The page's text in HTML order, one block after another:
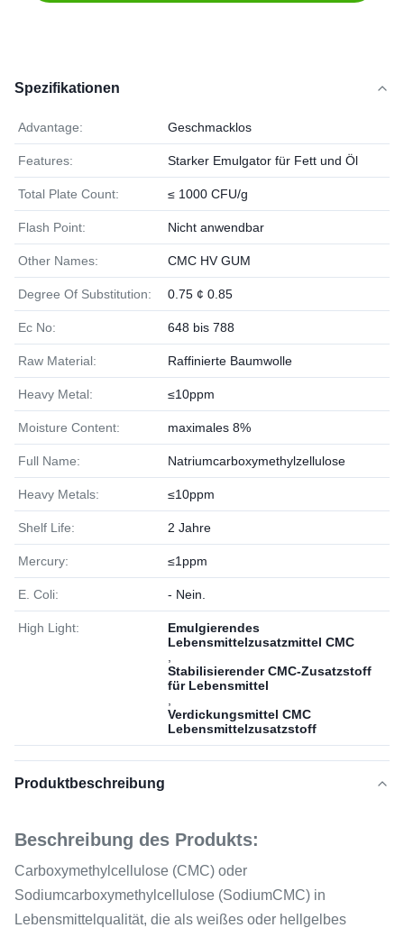
Spezifikationen
Advantage: Geschmacklos
Features: Starker Emulgator für Fett und Öl
Total Plate Count: ≤ 1000 CFU/g
Flash Point: Nicht anwendbar
Other Names: CMC HV GUM
Degree Of Substitution: 0.75 ¢ 0.85
Ec No: 648 bis 788
Raw Material: Raffinierte Baumwolle
Heavy Metal: ≤10ppm
Moisture Content: maximales 8%
Full Name: Natriumcarboxymethylzellulose
Heavy Metals: ≤10ppm
Shelf Life: 2 Jahre
Mercury: ≤1ppm
E. Coli: - Nein.
High Light:
Emulgierendes
Lebensmittelzusatzmittel CMC
Stabilisierender CMC-Zusatzstoff
für Lebensmittel
Verdickungsmittel CMC
Lebensmittelzusatzstoff
Produktbeschreibung
Beschreibung des Produkts:
Carboxymethylcellulose (CMC) oder
Sodiumcarboxymethylcellulose (SodiumCMC) in
Lebensmittelqualität, die als weißes oder hellgelbes